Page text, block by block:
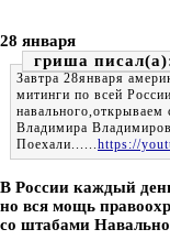
28 января
гриша
Завтра 28января
митинги по всей
Владимира
Поехали......https://
В России каждый
но вся мощь
со штабами